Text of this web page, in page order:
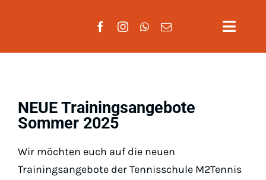
Toggle
Training
NEUE Trainingsangebote
Sommer 2025
Wir möchten euch auf die neuen
Trainingsangebote der Tennisschule M2Tennis